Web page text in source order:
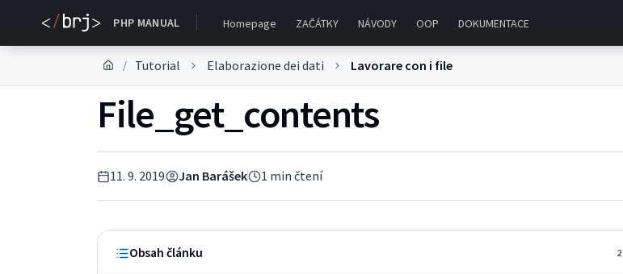
PHP MANUAL Homepage ZAČÁTKY NÁVODY OOP DOKUMENTACE
/ Tutorial Elaborazione dei dati Lavorare con i file
File_get_contents
11. 9. 2019 Jan Barášek 1 min čtení
Obsah článku 2